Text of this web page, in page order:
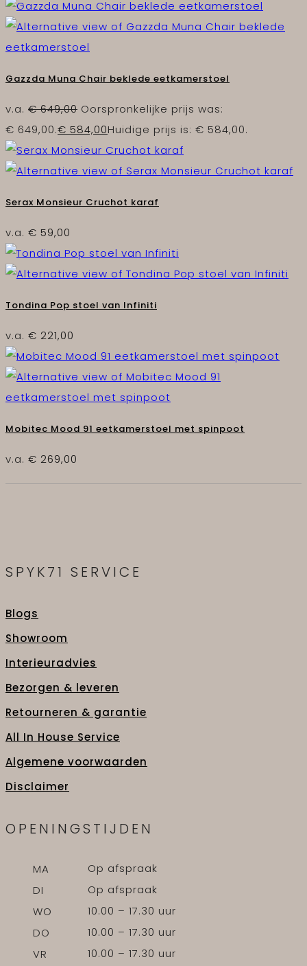
Gazzda Muna Chair beklede eetkamerstoel
v.a. €649,00 Oorspronkelijke prijs was:
€ 649,00.€ 584,00Huidige prijs is: € 584,00.
Serax Monsieur Cruchot karaf
v.a. € 59,00
Tondina Pop stoel van Infiniti
v.a. € 221,00
Mobitec Mood 91 eetkamerstoel met spinpoot
v.a. € 269,00
SPYK71 SERVICE
Blogs
Showroom
Interieuradvies
Bezorgen & leveren
Retourneren & garantie
All In House Service
Algemene voorwaarden
Disclaimer
OPENINGSTIJDEN
MA
Op afspraak
DI
Op afspraak
WO
10.00 – 17.30 uur
DO
10.00 – 17.30 uur
VR
10.00 – 17.30 uur